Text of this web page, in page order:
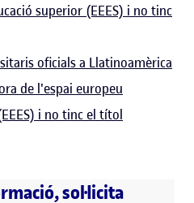
superior (EEES) i no tinc
oficials a Llatinoamèrica
de l'espai europeu
i no tinc el títol
sol·licita